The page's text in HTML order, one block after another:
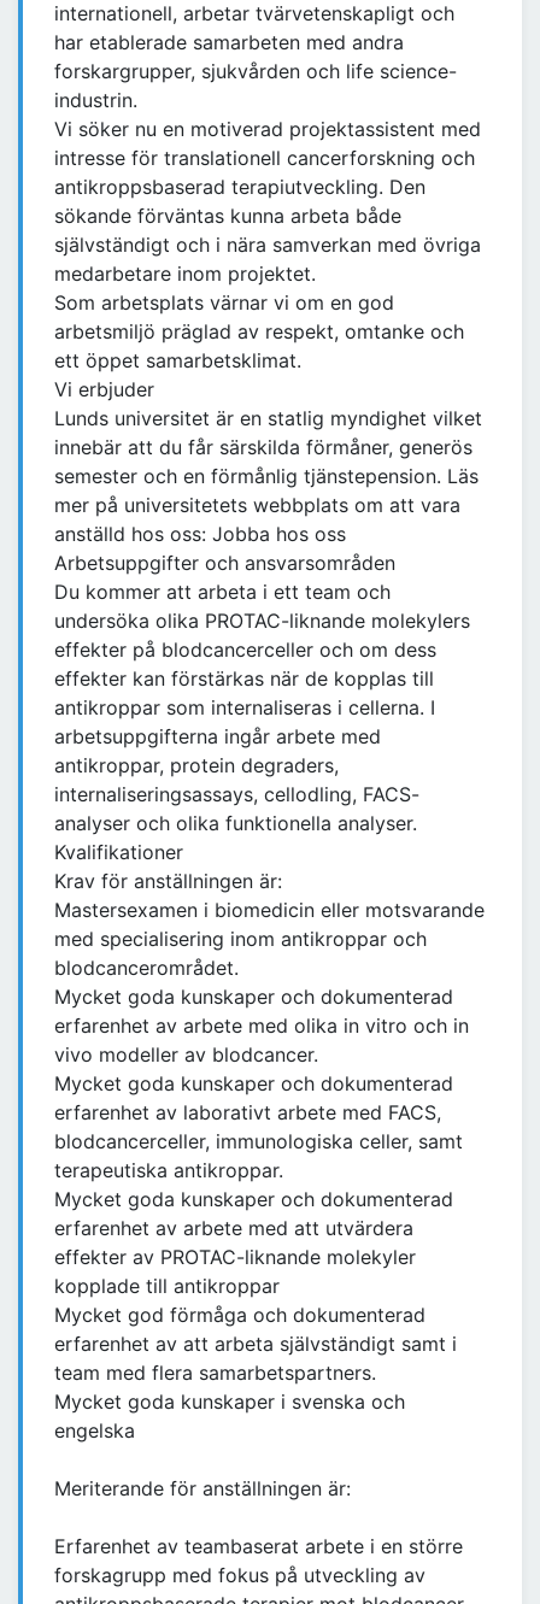
internationell, arbetar tvärvetenskapligt och
har etablerade samarbeten med andra
forskargrupper, sjukvården och life science-
industrin.
Vi söker nu en motiverad projektassistent med
intresse för translationell cancerforskning och
antikroppsbaserad terapiutveckling. Den
sökande förväntas kunna arbeta både
självständigt och i nära samverkan med övriga
medarbetare inom projektet.
Som arbetsplats värnar vi om en god
arbetsmiljö präglad av respekt, omtanke och
ett öppet samarbetsklimat.
Vi erbjuder
Lunds universitet är en statlig myndighet vilket
innebär att du får särskilda förmåner, generös
semester och en förmånlig tjänstepension. Läs
mer på universitetets webbplats om att vara
anställd hos oss: Jobba hos oss
Arbetsuppgifter och ansvarsområden
Du kommer att arbeta i ett team och
undersöka olika PROTAC-liknande molekylers
effekter på blodcancerceller och om dess
effekter kan förstärkas när de kopplas till
antikroppar som internaliseras i cellerna. I
arbetsuppgifterna ingår arbete med
antikroppar, protein degraders,
internaliseringsassays, cellodling, FACS-
analyser och olika funktionella analyser.
Kvalifikationer
Krav för anställningen är:
Mastersexamen i biomedicin eller motsvarande
med specialisering inom antikroppar och
blodcancerområdet.
Mycket goda kunskaper och dokumenterad
erfarenhet av arbete med olika in vitro och in
vivo modeller av blodcancer.
Mycket goda kunskaper och dokumenterad
erfarenhet av laborativt arbete med FACS,
blodcancerceller, immunologiska celler, samt
terapeutiska antikroppar.
Mycket goda kunskaper och dokumenterad
erfarenhet av arbete med att utvärdera
effekter av PROTAC-liknande molekyler
kopplade till antikroppar
Mycket god förmåga och dokumenterad
erfarenhet av att arbeta självständigt samt i
team med flera samarbetspartners.
Mycket goda kunskaper i svenska och
engelska
Meriterande för anställningen är:
Erfarenhet av teambaserat arbete i en större
forskagrupp med fokus på utveckling av